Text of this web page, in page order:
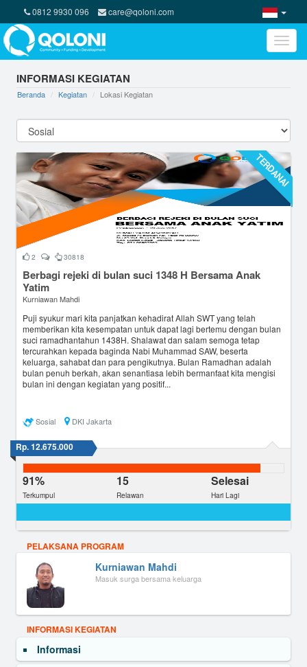
0812 9930 096 care@qoloni.com
Toggle
INFORMASI KEGIATAN
Beranda Kegiatan Lokasi Kegiatan
TERDANAI
2 30818
Berbagi rejeki di bulan suci 1348 H Bersama Anak
Yatim
Kurniawan Mahdi
Puji syukur mari kita panjatkan kehadirat Allah SWT yang telah
memberikan kita kesempatan untuk dapat lagi bertemu dengan bulan
suci ramadhantahun 1438H. Shalawat dan salam semoga tetap
tercurahkan kepada baginda Nabi Muhammad SAW, beserta
keluarga, sahabat dan para pengikutnya. Bulan Ramadhan adalah
bulan penuh berkah, akan senantiasa lebih bermanfaat kita mengisi
bulan ini dengan kegiatan yang positif...
Sosial DKI Jakarta
Rp. 12.675.000
91%
Terkumpul
15
Relawan
Selesai
Hari Lagi
PELAKSANA PROGRAM
Kurniawan Mahdi
Masuk surga bersama keluarga
INFORMASI KEGIATAN
Informasi